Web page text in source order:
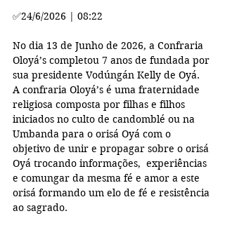
✅24/6/2026 | 08:22
No dia 13 de Junho de 2026, a Confraria
Oloyá’s completou 7 anos de fundada por
sua presidente Vodúngán Kelly de Oyá.
A confraria Oloyá’s é uma fraternidade
religiosa composta por filhas e filhos
iniciados no culto de candomblé ou na
Umbanda para o orisá Oyá com o
objetivo de unir e propagar sobre o orisá
Oyá trocando informações,  experiências
e comungar da mesma fé e amor a este
orisá formando um elo de fé e resistência
ao sagrado.